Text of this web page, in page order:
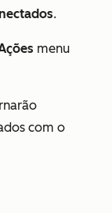
.
menu
com o